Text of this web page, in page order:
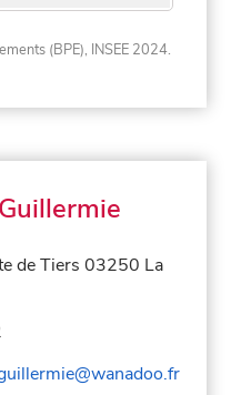
(BPE), INSEE 2024.
de Tiers 03250 La